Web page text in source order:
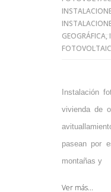
GEOGRÁFICA,
Instalación
vivienda de
pasean por
montañas y
Ver más...